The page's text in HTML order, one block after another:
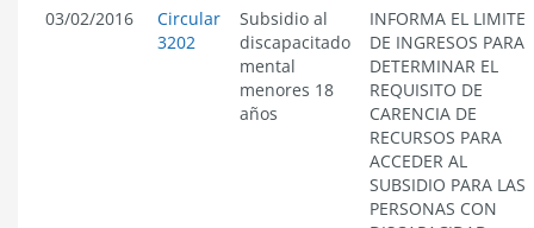
03/02/2016
Circular
3202
Subsidio al
discapacitado
mental
menores 18
años
INFORMA EL LIMITE
DE INGRESOS PARA
DETERMINAR EL
REQUISITO DE
CARENCIA DE
RECURSOS PARA
ACCEDER AL
SUBSIDIO PARA LAS
PERSONAS CON